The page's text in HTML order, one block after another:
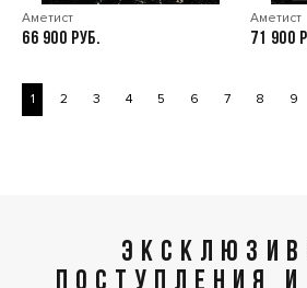
Аметист
66 900
Аметист
71 900
1 2 3 4 5 6 7 8 9